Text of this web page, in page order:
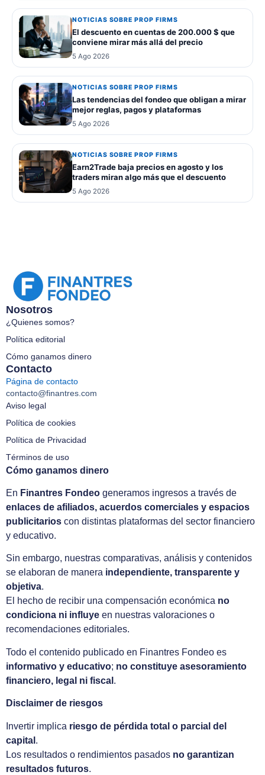
NOTICIAS SOBRE PROP FIRMS
El descuento en cuentas de 200.000 $ que
conviene mirar más allá del precio
5 Ago 2026
NOTICIAS SOBRE PROP FIRMS
Las tendencias del fondeo que obligan a mirar
mejor reglas, pagos y plataformas
5 Ago 2026
NOTICIAS SOBRE PROP FIRMS
Earn2Trade baja precios en agosto y los
traders miran algo más que el descuento
5 Ago 2026
Nosotros
¿Quienes somos?
Política editorial
Cómo ganamos dinero
Contacto
Página de contacto
contacto@finantres.com
Aviso legal
Política de cookies
Política de Privacidad
Términos de uso
Cómo ganamos dinero
En Finantres Fondeo generamos ingresos a través de
enlaces de afiliados, acuerdos comerciales y espacios
publicitarios con distintas plataformas del sector financiero
y educativo.
Sin embargo, nuestras comparativas, análisis y contenidos
se elaboran de manera independiente, transparente y
objetiva.
El hecho de recibir una compensación económica no
condiciona ni influye en nuestras valoraciones o
recomendaciones editoriales.
Todo el contenido publicado en Finantres Fondeo es
informativo y educativo; no constituye asesoramiento
financiero, legal ni fiscal .
Disclaimer de riesgos
Invertir implica riesgo de pérdida total o parcial del
capital .
Los resultados o rendimientos pasados no garantizan
resultados futuros.